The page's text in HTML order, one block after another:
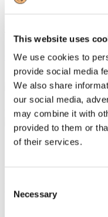
This website uses
We use cookies to
provide social media
We also share
our social media,
may combine it with
provided to them or
of their services.
Selection
Necessary
Tel. +39 320 57 80 986
Email
Come aderire
Cerca...
Mongolia in